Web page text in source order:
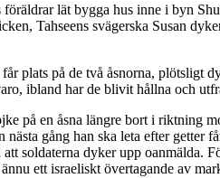
lät bygga hus inne i byn
Tahseens svägerska Susan
på de två åsnorna, plötsligt
ibland har de blivit hållna och
på en åsna längre bort i riktning
gång han ska leta efter getter
soldaterna dyker upp oanmälda.
ett israeliskt övertagande av